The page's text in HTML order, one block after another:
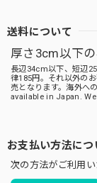
送料について
厚さ3cm以下
長辺34cm以下、短辺
律185円。それ以外の
売となります。海外へ
available in Japan.
お支払い方法につ
次の方法がご利用い